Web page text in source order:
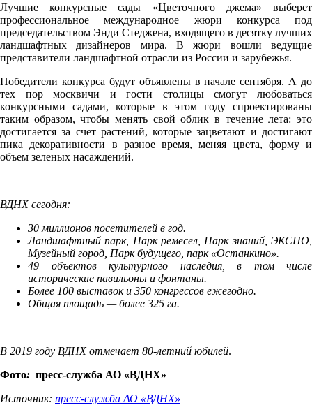
Лучшие конкурсные сады «Цветочного джема» выберет
профессиональное международное жюри конкурса под
председательством Энди Стеджена, входящего в десятку лучших
ландшафтных дизайнеров мира. В жюри вошли ведущие
представители ландшафтной отрасли из России и зарубежья.
Победители конкурса будут объявлены в начале сентября. А до
тех пор москвичи и гости столицы смогут любоваться
конкурсными садами, которые в этом году спроектированы
таким образом, чтобы менять свой облик в течение лета: это
достигается за счет растений, которые зацветают и достигают
пика декоративности в разное время, меняя цвета, форму и
объем зеленых насаждений.
ВДНХ сегодня:
30 миллионов посетителей в год.
Ландшафтный парк, Парк ремесел, Парк знаний, ЭКСПО,
Музейный город, Парк будущего, парк «Останкино».
49 объектов культурного наследия, в том числе
исторические павильоны и фонтаны.
Более 100 выставок и 350 конгрессов ежегодно.
Общая площадь — более 325 га.
В 2019 году ВДНХ отмечает 80-летний юбилей.
Фото: пресс-служба АО «ВДНХ»
Источник: пресс-служба АО «ВДНХ»